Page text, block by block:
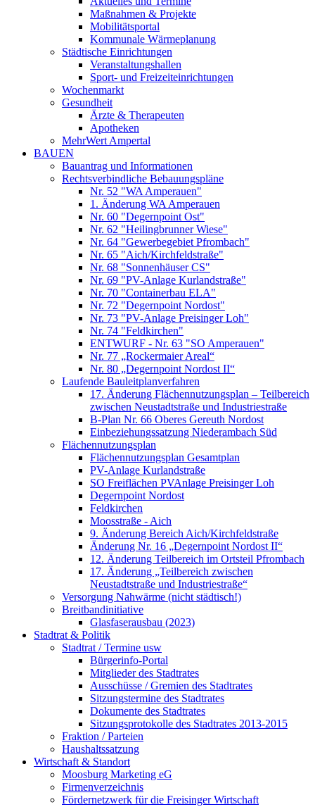
Maßnahmen & Projekte
Mobilitätsportal
Kommunale Wärmeplanung
Städtische Einrichtungen
Veranstaltungshallen
Sport- und Freizeiteinrichtungen
Wochenmarkt
Gesundheit
Ärzte & Therapeuten
Apotheken
MehrWert Ampertal
BAUEN
Bauantrag und Informationen
Rechtsverbindliche Bebauungspläne
Nr. 52 "WA Amperauen"
1. Änderung WA Amperauen
Nr. 60 "Degernpoint Ost"
Nr. 62 "Heilingbrunner Wiese"
Nr. 64 "Gewerbegebiet Pfrombach"
Nr. 65 "Aich/Kirchfeldstraße"
Nr. 68 "Sonnenhäuser CS"
Nr. 69 "PV-Anlage Kurlandstraße"
Nr. 70 "Containerbau ELA"
Nr. 72 "Degernpoint Nordost"
Nr. 73 "PV-Anlage Preisinger Loh"
Nr. 74 "Feldkirchen"
ENTWURF - Nr. 63 "SO Amperauen"
Nr. 77 „Rockermaier Areal“
Nr. 80 „Degernpoint Nordost II“
Laufende Bauleitplanverfahren
17. Änderung Flächennutzungsplan – Teilbereich
zwischen Neustadtstraße und Industriestraße
B-Plan Nr. 66 Oberes Gereuth Nordost
Einbeziehungssatzung Niederambach Süd
Flächennutzungsplan
Flächennutzungsplan Gesamtplan
PV-Anlage Kurlandstraße
SO Freiflächen PV­Anlage Preisinger Loh
Degernpoint Nordost
Feldkirchen
Moosstraße - Aich
9. Änderung Bereich Aich/Kirchfeldstraße
Änderung Nr. 16 „Degernpoint Nordost II“
12. Änderung Teilbereich im Ortsteil Pfrombach
17. Änderung „Teilbereich zwischen
Neustadtstraße und Industriestraße“
Versorgung Nahwärme (nicht städtisch!)
Breitbandinitiative
Glasfaserausbau (2023)
Stadtrat & Politik
Stadtrat / Termine usw
Bürgerinfo-Portal
Mitglieder des Stadtrates
Ausschüsse / Gremien des Stadtrates
Sitzungstermine des Stadtrates
Dokumente des Stadtrates
Sitzungsprotokolle des Stadtrates 2013-2015
Fraktion / Parteien
Haushaltssatzung
Wirtschaft & Standort
Moosburg Marketing eG
Firmenverzeichnis
Fördernetzwerk für die Freisinger Wirtschaft